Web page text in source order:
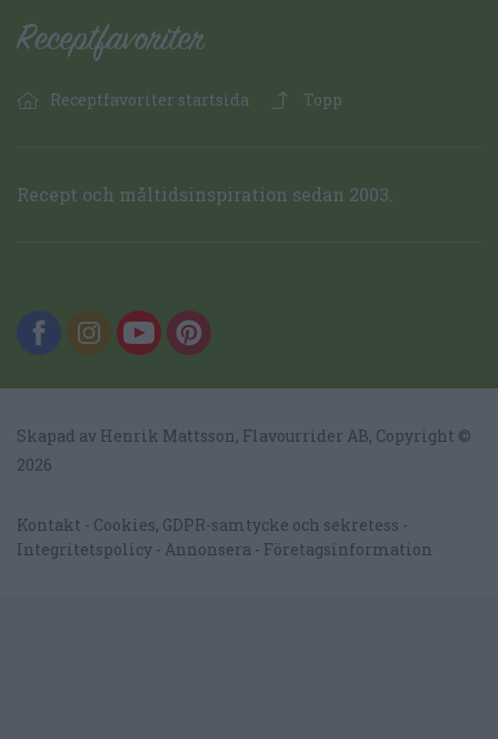
Receptfavoriter startsida Topp
Recept och måltidsinspiration sedan 2003.
Skapad av Henrik Mattsson, Flavourrider AB, Copyright ©
2026
Kontakt
Cookies, GDPR-samtycke och sekretess
Integritetspolicy
Annonsera Företagsinformation